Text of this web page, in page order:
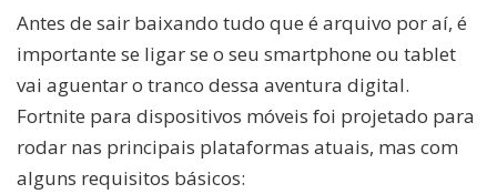
Antes de sair baixando tudo que é arquivo por aí, é
importante se ligar se o seu smartphone ou tablet
vai aguentar o tranco dessa aventura digital.
Fortnite para dispositivos móveis foi projetado para
rodar nas principais plataformas atuais, mas com
alguns requisitos básicos: